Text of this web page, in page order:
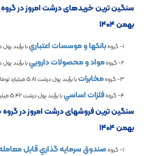
بهمن ۱۴۰۴
1- گروه بانكها و موسسات اعتباريبا برآیند
2- گروه
مواد و محصولات داروييبا برآیند
3- گروه
مخابراتبا برآیند پول درشت5.81میلیارد
4- گروه
فلزات اساسيبا برآیند پول درشت5.42
بهمن ۱۴۰۴
1- گروه صندوق سرمايه گذاري قابل